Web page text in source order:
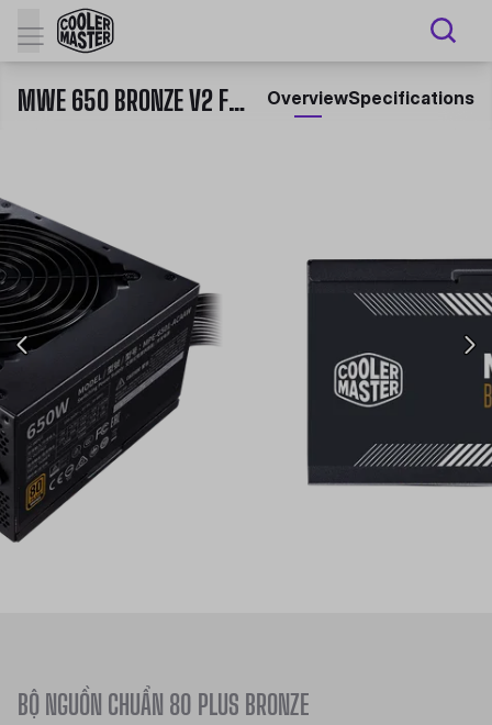
MWE 650 BRONZE V2 FULL RANGE OverviewSpecifications
BỘ NGUỒN CHUẨN 80 PLUS BRONZE